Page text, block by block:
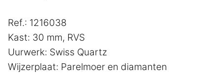
Ref.: 1216038
Kast: 30 mm, RVS
Uurwerk: Swiss Quartz
Wijzerplaat: Parelmoer en diamanten